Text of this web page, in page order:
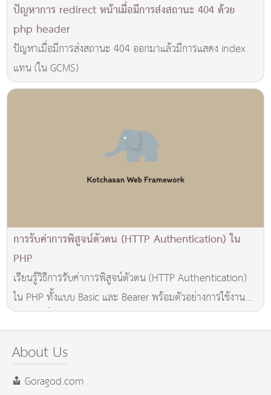
ปัญหาการ redirect หน้าเมื่อมีการส่งสถานะ 404 ด้วย
php header
ปัญหาเมื่อมีการส่งสถานะ 404 ออกมาแล้วมีการแสดง index
แทน (ใน GCMS)
การรับค่าการพิสูจน์ตัวตน (HTTP Authentication) ใน
PHP
เรียนรู้วิธีการรับค่าการพิสูจน์ตัวตน (HTTP Authentication)
ใน PHP ทั้งแบบ Basic และ Bearer พร้อมตัวอย่างการใช้งาน
และการตั้งค่า Cross-Domain สำหรับ API
About Us
Goragod.com